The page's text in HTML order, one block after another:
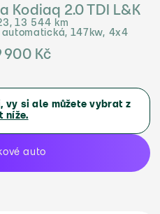
Kodiaq 2.0 TDI L&K
13 544 km
147kw, 4x4
900 Kč
vy si ale můžete vybrat z
níže.
auto